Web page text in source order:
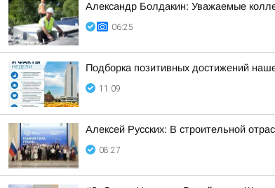
Александр Болдакин: Уважаемые
06:25
Подборка позитивных достижений
11:09
Алексей Русских: В строительной
08:27